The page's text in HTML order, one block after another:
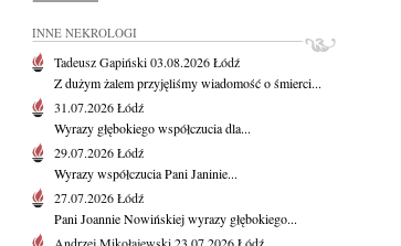
INNE NEKROLOGI
Tadeusz Gapiński03.08.2026Łódź
Z dużym żalem przyjęliśmy wiadomość o śmierci...
31.07.2026Łódź
Wyrazy głębokiego współczucia dla...
29.07.2026Łódź
Wyrazy współczucia Pani Janinie...
27.07.2026Łódź
Pani Joannie Nowińskiej wyrazy głębokiego...